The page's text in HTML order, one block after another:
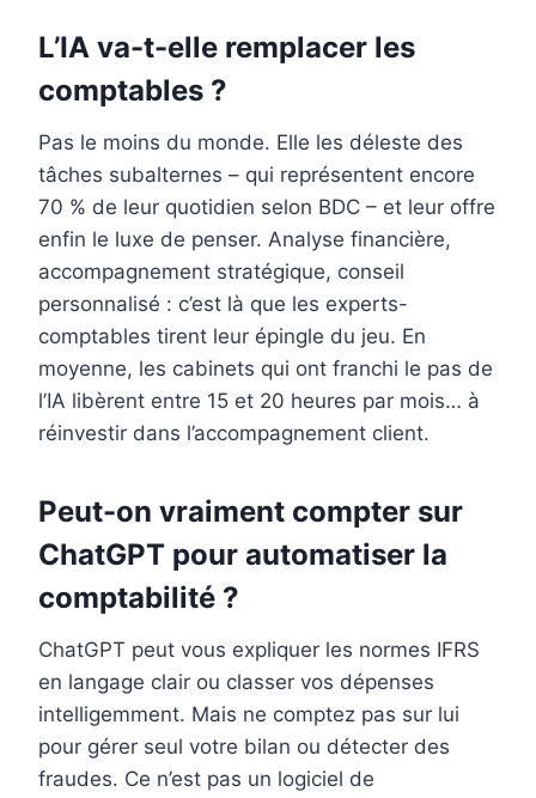
L’IA va-t-elle remplacer les
comptables ?
Pas le moins du monde. Elle les déleste des
tâches subalternes – qui représentent encore
70 % de leur quotidien selon BDC – et leur offre
enfin le luxe de penser. Analyse financière,
accompagnement stratégique, conseil
personnalisé : c’est là que les experts-
comptables tirent leur épingle du jeu. En
moyenne, les cabinets qui ont franchi le pas de
l’IA libèrent entre 15 et 20 heures par mois… à
réinvestir dans l’accompagnement client.
Peut-on vraiment compter sur
ChatGPT pour automatiser la
comptabilité ?
ChatGPT peut vous expliquer les normes IFRS
en langage clair ou classer vos dépenses
intelligemment. Mais ne comptez pas sur lui
pour gérer seul votre bilan ou détecter des
fraudes. Ce n’est pas un logiciel de